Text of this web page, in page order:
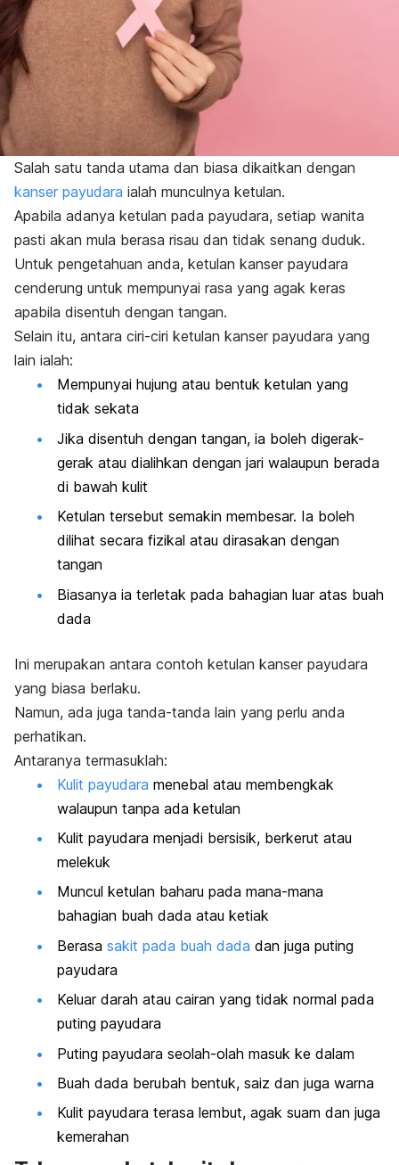
Salah satu tanda utama dan biasa dikaitkan dengan
kanser payudara ialah munculnya ketulan.
Apabila adanya ketulan pada payudara, setiap wanita
pasti akan mula berasa risau dan tidak senang duduk.
Untuk pengetahuan anda, ketulan kanser payudara
cenderung untuk mempunyai rasa yang agak keras
apabila disentuh dengan tangan.
Selain itu, antara ciri-ciri ketulan kanser payudara yang
lain ialah:
Mempunyai hujung atau bentuk ketulan yang
tidak sekata
Jika disentuh dengan tangan, ia boleh digerak-
gerak atau dialihkan dengan jari walaupun berada
di bawah kulit
Ketulan tersebut semakin membesar. Ia boleh
dilihat secara fizikal atau dirasakan dengan
tangan
Biasanya ia terletak pada bahagian luar atas buah
dada
Ini merupakan antara contoh ketulan kanser payudara
yang biasa berlaku.
Namun, ada juga tanda-tanda lain yang perlu anda
perhatikan.
Antaranya termasuklah:
Kulit payudara menebal atau membengkak
walaupun tanpa ada ketulan
Kulit payudara menjadi bersisik, berkerut atau
melekuk
Muncul ketulan baharu pada mana-mana
bahagian buah dada atau ketiak
Berasa sakit pada buah dada dan juga puting
payudara
Keluar darah atau cairan yang tidak normal pada
puting payudara
Puting payudara seolah-olah masuk ke dalam
Buah dada berubah bentuk, saiz dan juga warna
Kulit payudara terasa lembut, agak suam dan juga
kemerahan